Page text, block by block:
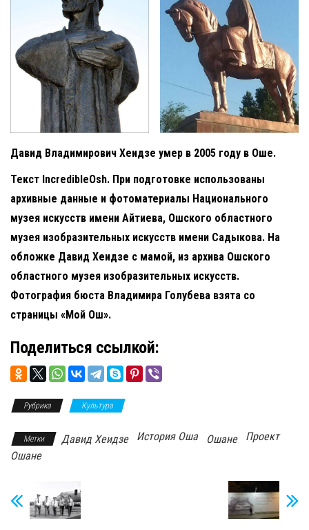
Давид Владимирович Хеидзе умер в 2005 году в Оше.
Текст IncredibleOsh. При подготовке использованы
архивные данные и фотоматериалы Национального
музея искусств имени Айтиева, Ошского областного
музея изобразительных искусств имени Садыкова. На
обложке Давид Хеидзе с мамой, из архива Ошского
областного музея изобразительных искусств.
Фотография бюста Владимира Голубева взята со
страницы «Мой Ош».
Поделиться ссылкой:
Рубрика Культура
Метки Давид Хеидзе История Оша Ошане
Проект
Ошане